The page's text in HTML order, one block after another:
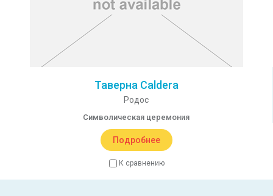
Таверна Caldera
Родос
Символическая церемония
Подробнее
К сравнению